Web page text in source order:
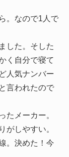
。なので1人で
した。そした
く自分で寝て
人気ナンバー
言われたので
たメーカー。
がしやすい。
。決めた！今